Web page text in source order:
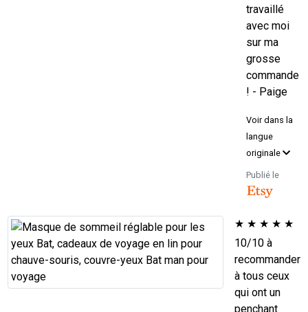
travaillé
avec moi
sur ma
grosse
commande
! - Paige
Voir dans la
langue
originale
Publié le
★ ★ ★ ★ ★
10/10 à
recommander
à tous ceux
qui ont un
penchant